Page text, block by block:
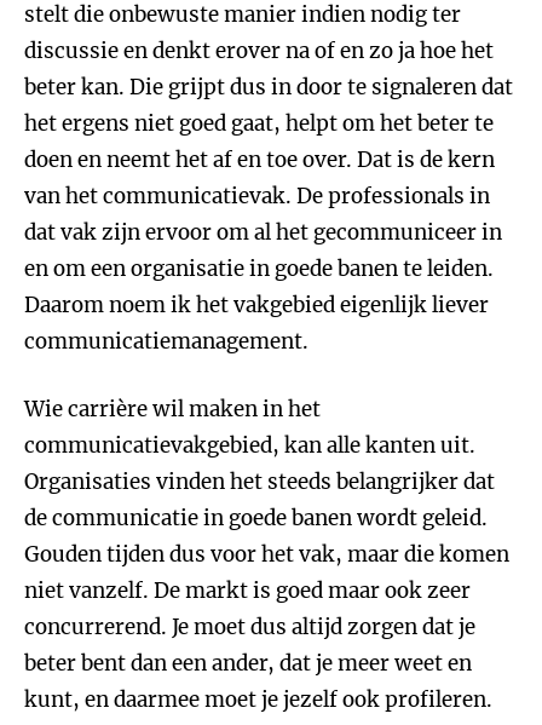
stelt die onbewuste manier indien nodig ter
discussie en denkt erover na of en zo ja hoe het
beter kan. Die grijpt dus in door te signaleren dat
het ergens niet goed gaat, helpt om het beter te
doen en neemt het af en toe over. Dat is de kern
van het communicatievak. De professionals in
dat vak zijn ervoor om al het gecommuniceer in
en om een organisatie in goede banen te leiden.
Daarom noem ik het vakgebied eigenlijk liever
communicatiemanagement.
Wie carrière wil maken in het
communicatievakgebied, kan alle kanten uit.
Organisaties vinden het steeds belangrijker dat
de communicatie in goede banen wordt geleid.
Gouden tijden dus voor het vak, maar die komen
niet vanzelf. De markt is goed maar ook zeer
concurrerend. Je moet dus altijd zorgen dat je
beter bent dan een ander, dat je meer weet en
kunt, en daarmee moet je jezelf ook profileren.